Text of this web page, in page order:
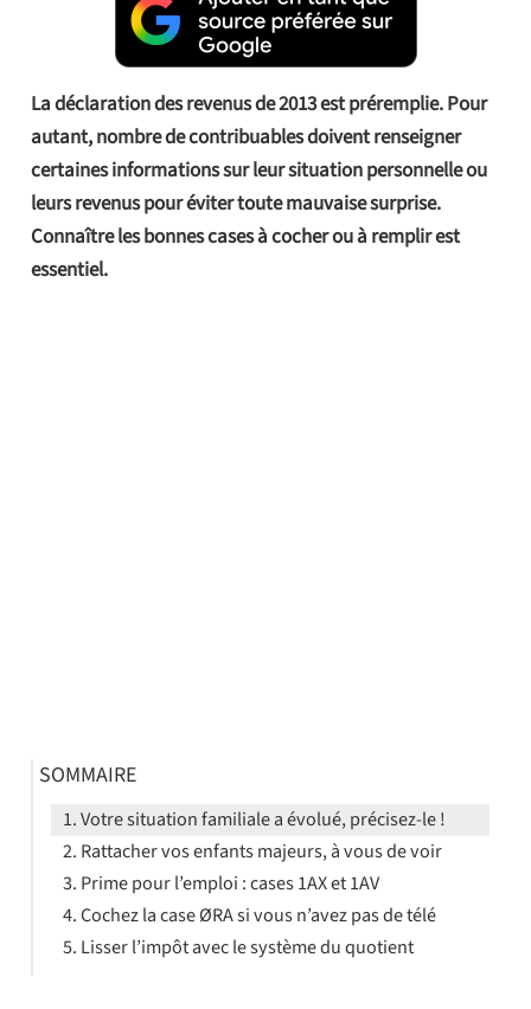
La déclaration des revenus de 2013 est préremplie. Pour
autant, nombre de contribuables doivent renseigner
certaines informations sur leur situation personnelle ou
leurs revenus pour éviter toute mauvaise surprise.
Connaître les bonnes cases à cocher ou à remplir est
essentiel.
SOMMAIRE
Votre situation familiale a évolué, précisez-le !
Rattacher vos enfants majeurs, à vous de voir
Prime pour l’emploi : cases 1AX et 1AV
Cochez la case ØRA si vous n’avez pas de télé
Lisser l’impôt avec le système du quotient